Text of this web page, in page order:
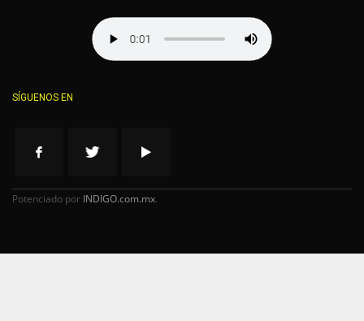
SÍGUENOS EN
Potenciado por INDIGO.com.mx.